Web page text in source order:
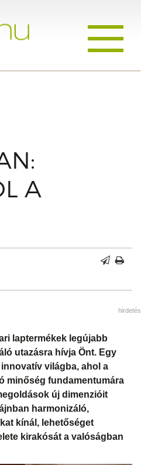
A
hirdetés
laptermékek legújabb
utazásra hívja Önt. Egy
világba, ahol a
minőség fundamentumára
új dimenzióit
harmonizáló,
kínál, lehetőséget
kirakósát a valóságban